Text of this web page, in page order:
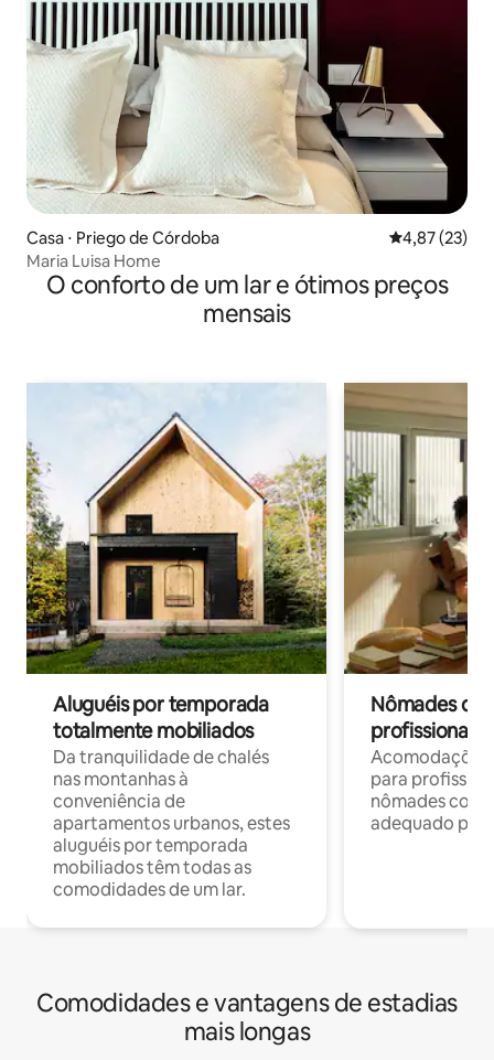
Casa ⋅ Priego de Córdoba 4,87 de uma
4,87 (23)
Maria Luisa Home
O conforto de um lar e ótimos preços
mensais
Aluguéis por temporada
totalmente mobiliados
Da tranquilidade de chalés
nas montanhas à
conveniência de
apartamentos urbanos, estes
aluguéis por temporada
mobiliados têm todas as
comodidades de um lar.
Nômades
profissionais
para
nômades com
adequado
Comodidades e vantagens de estadias
mais longas